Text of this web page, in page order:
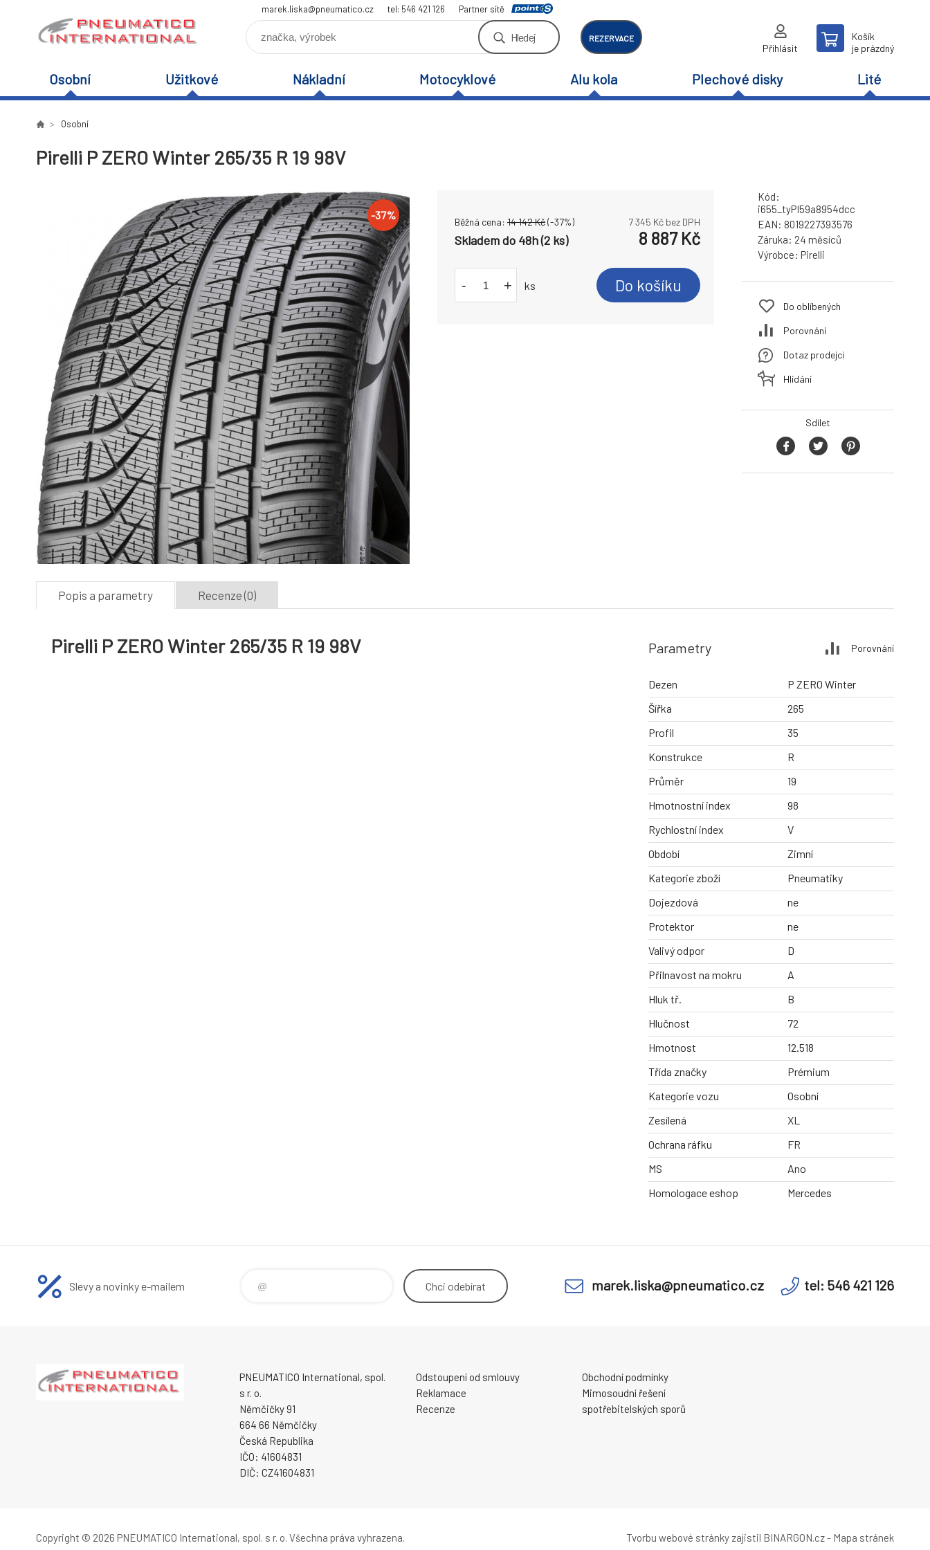
marek.liska@pneumatico.cz tel: 546 421 126 Partner sítě
Hledej REZERVACE
Přihlásit
Košík
je prázdný
Osobní Užitkové Nákladní Motocyklové Alu kola Plechové disky Lité
Osobní
Pirelli P ZERO Winter 265/35 R 19 98V
-37%
Běžná cena: 14 142Kč(-37%) 7 345 Kč bez DPH
Skladem do 48h (2 ks) 8 887Kč
- + ks Do košíku
Kód:
i655_tyPI59a8954dcc
EAN: 8019227393576
Záruka: 24 měsíců
Výrobce: Pirelli
Do oblíbených
Porovnání
Dotaz prodejci
Hlídání
Sdílet
Popis a parametry Recenze (0)
Pirelli P ZERO Winter 265/35 R 19 98V Parametry Porovnání
Dezen
P ZERO Winter
Šířka
265
Profil
35
Konstrukce
R
Průměr
19
Hmotnostní index
98
Rychlostní index
V
Období
Zimní
Kategorie zboží
Pneumatiky
Dojezdová
ne
Protektor
ne
Valivý odpor
D
Přilnavost na mokru
A
Hluk tř.
B
Hlučnost
72
Hmotnost
12.518
Třída značky
Prémium
Kategorie vozu
Osobní
Zesílená
XL
Ochrana ráfku
FR
MS
Ano
Homologace eshop
Mercedes
Slevy a novinky e-mailem Chci odebírat marek.liska@pneumatico.cz tel: 546 421 126
PNEUMATICO International, spol.
s r. o.
Němčičky 91
664 66 Němčičky
Česká Republika
IČO: 41604831
DIČ: CZ41604831
Odstoupení od smlouvy
Reklamace
Recenze
Obchodní podmínky
Mimosoudní řešení
spotřebitelských sporů
Copyright © 2026 PNEUMATICO International, spol. s r. o. Všechna práva vyhrazena. Tvorbu webové stránky zajistil BINARGON.cz- Mapa stránek